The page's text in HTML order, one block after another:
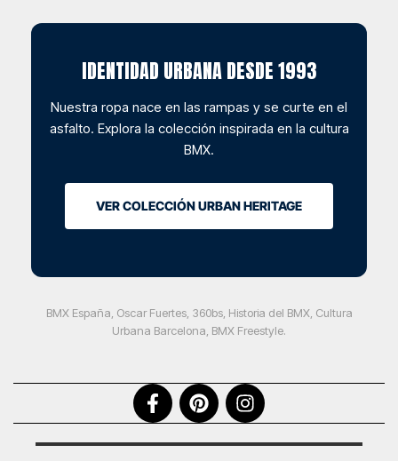
IDENTIDAD URBANA DESDE 1993
Nuestra ropa nace en las rampas y se curte en el
asfalto. Explora la colección inspirada en la cultura
BMX.
VER COLECCIÓN URBAN HERITAGE
BMX España, Oscar Fuertes, 360bs, Historia del BMX, Cultura
Urbana Barcelona, BMX Freestyle.